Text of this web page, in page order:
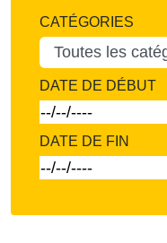
CATÉGORIES
DATE DE DÉBUT
DATE DE FIN